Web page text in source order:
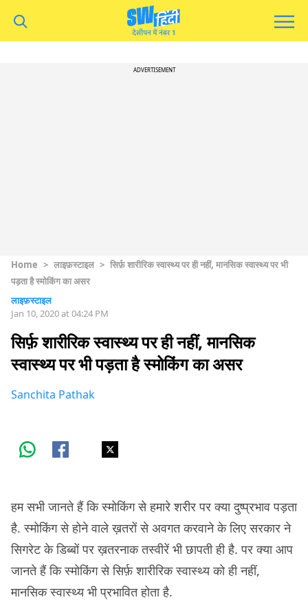
ADVERTISEMENT
Home > लाइफ़स्टाइल > सिर्फ़ शारीरिक स्वास्थ्य पर ही नहीं, मानसिक स्वास्थ्य पर भी
पड़ता है स्मोकिंग का असर
लाइफ़स्टाइल
Jan 10, 2020 at 04:24 PM
सिर्फ़ शारीरिक स्वास्थ्य पर ही नहीं, मानसिक
स्वास्थ्य पर भी पड़ता है स्मोकिंग का असर
Sanchita Pathak
हम सभी जानते हैं कि स्मोकिंग से हमारे शरीर पर क्या दुष्प्रभाव पड़ता
है. स्मोकिंग से होने वाले ख़तरों से अवगत करवाने के लिए सरकार ने
सिगरेट के डिब्बों पर ख़तरनाक तस्वीरें भी छापती ही है. पर क्या आप
जानते हैं कि स्मोकिंग से सिर्फ़ शारीरिक स्वास्थ्य को ही नहीं,
मानसिक स्वास्थ्य भी प्रभावित होता है.